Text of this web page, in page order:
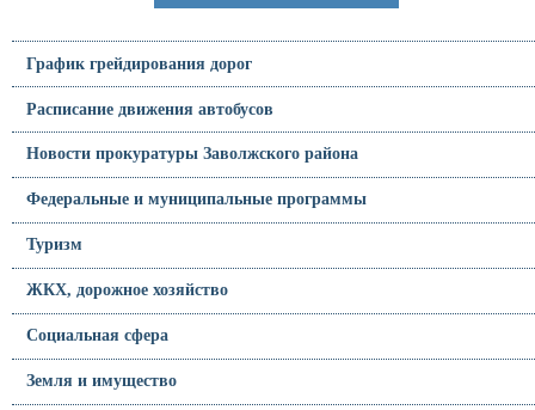
График грейдирования дорог
Расписание движения автобусов
Новости прокуратуры Заволжского района
Федеральные и муниципальные программы
Туризм
ЖКХ, дорожное хозяйство
Социальная сфера
Земля и имущество